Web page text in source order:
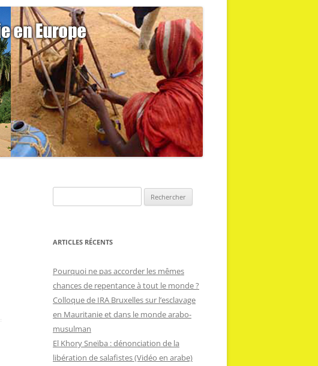
e
h
r
h
:
ARTICLES RÉCENTS
Pourquoi ne pas accorder les mêmes
chances de repentance à tout le monde ?
Colloque de IRA Bruxelles sur l’esclavage
en Mauritanie et dans le monde arabo-
musulman
El Khory Sneïba : dénonciation de la
libération de salafistes (Vidéo en arabe)